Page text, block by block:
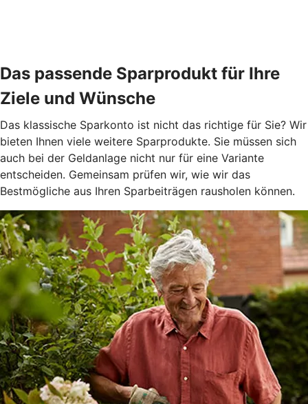
Das passende Sparprodukt für Ihre
Ziele und Wünsche
Das klassische Sparkonto ist nicht das richtige für Sie? Wir
bieten Ihnen viele weitere Sparprodukte. Sie müssen sich
auch bei der Geldanlage nicht nur für eine Variante
entscheiden. Gemeinsam prüfen wir, wie wir das
Bestmögliche aus Ihren Sparbeiträgen rausholen können.